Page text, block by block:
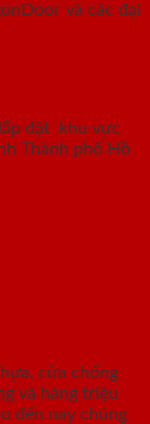
và các đại
đặt khu vực
Thành phố Hồ
cửa chống
và hàng triệu
đến nay chúng